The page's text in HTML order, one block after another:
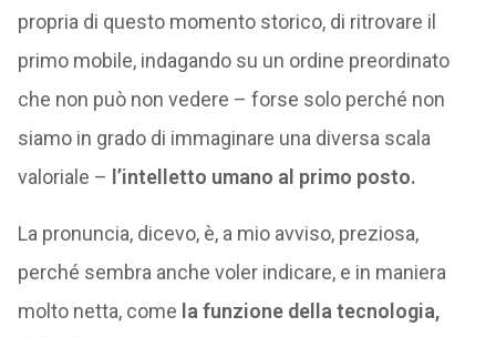
propria di questo momento storico, di ritrovare il
primo mobile, indagando su un ordine preordinato
che non può non vedere – forse solo perché non
siamo in grado di immaginare una diversa scala
valoriale – l’intelletto umano al primo posto.
La pronuncia, dicevo, è, a mio avviso, preziosa,
perché sembra anche voler indicare, e in maniera
molto netta, come la funzione della tecnologia,